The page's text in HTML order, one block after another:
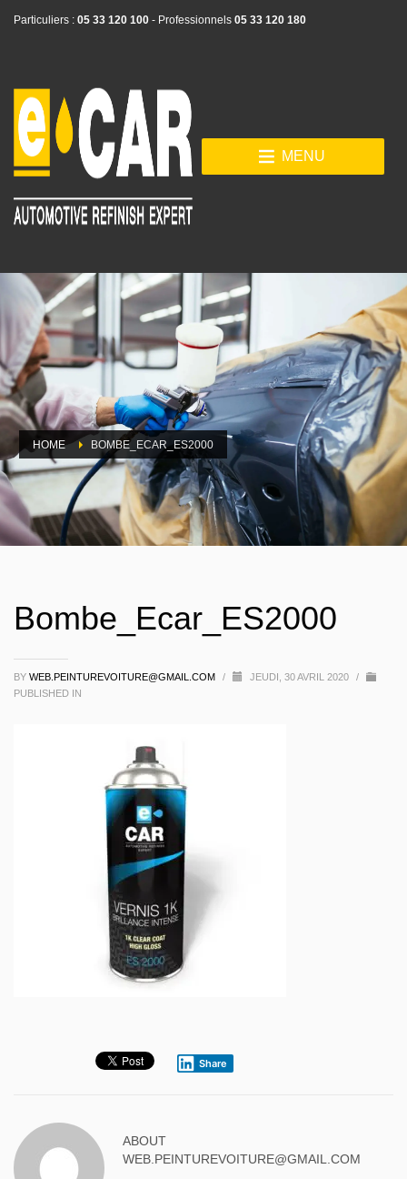
Particuliers : 05 33 120 100 - Professionnels 05 33 120 180
MENU
HOME BOMBE_ECAR_ES2000
Bombe_Ecar_ES2000
BY WEB.PEINTUREVOITURE@GMAIL.COM / JEUDI, 30 AVRIL 2020
/
PUBLISHED IN
Share
ABOUT
WEB.PEINTUREVOITURE@GMAIL.COM